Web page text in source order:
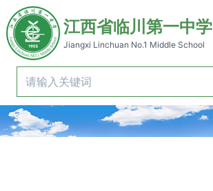
江西省临川第一中学
Jiangxi Linchuan No.1 Middle School